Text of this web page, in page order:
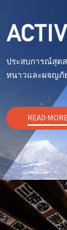
ประสบการณ์สุด
หนาวและผจญภั
READ MORE